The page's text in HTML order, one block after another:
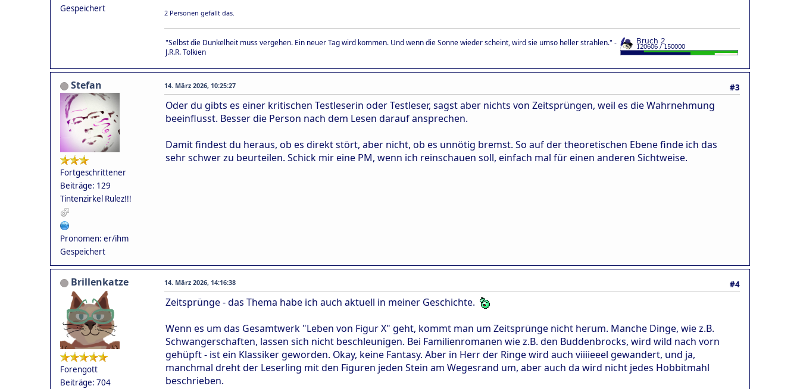
Gespeichert 2 Personen gefällt das.
"Selbst die Dunkelheit muss vergehen. Ein neuer Tag wird kommen. Und wenn die Sonne wieder scheint, wird sie umso heller strahlen." -
J.R.R. Tolkien
Stefan
Fortgeschrittener
Beiträge: 129
Tintenzirkel Rulez!!!
Pronomen: er/ihm
Gespeichert
#3
14. März 2026, 10:25:27
Oder du gibts es einer kritischen Testleserin oder Testleser, sagst aber nichts von Zeitsprüngen, weil es die Wahrnehmung
beeinflusst. Besser die Person nach dem Lesen darauf ansprechen.
Damit findest du heraus, ob es direkt stört, aber nicht, ob es unnötig bremst. So auf der theoretischen Ebene finde ich das
sehr schwer zu beurteilen. Schick mir eine PM, wenn ich reinschauen soll, einfach mal für einen anderen Sichtweise.
Brillenkatze
Forengott
Beiträge: 704
#4
14. März 2026, 14:16:38
Zeitsprünge - das Thema habe ich auch aktuell in meiner Geschichte.
Wenn es um das Gesamtwerk "Leben von Figur X" geht, kommt man um Zeitsprünge nicht herum. Manche Dinge, wie z.B.
Schwangerschaften, lassen sich nicht beschleunigen. Bei Familienromanen wie z.B. den Buddenbrocks, wird wild nach vorn
gehüpft - ist ein Klassiker geworden. Okay, keine Fantasy. Aber in Herr der Ringe wird auch viiiieeel gewandert, und ja,
manchmal dreht der Leserling mit den Figuren jeden Stein am Wegesrand um, aber auch da wird nicht jedes Hobbitmahl
beschrieben.